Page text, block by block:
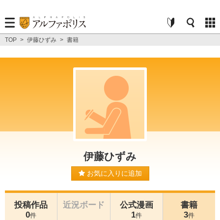
TOP > 伊藤ひずみ > 書籍
伊藤ひずみ
お気に入りに追加
投稿作品
0件
近況ボード
公式漫画
1件
書籍
3件